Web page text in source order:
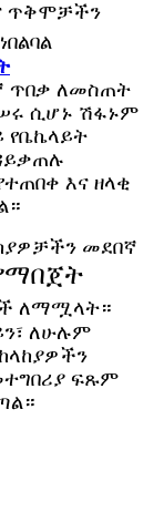
ጥቅሞቻችን
ጥበቃ ለመስጠት
ሲሆኑ ሽፋኑም
የቤኬላይት
እና ዘላቂ
መደበኛ
ለማሟላት።
ለሁሉም
ፍጹም